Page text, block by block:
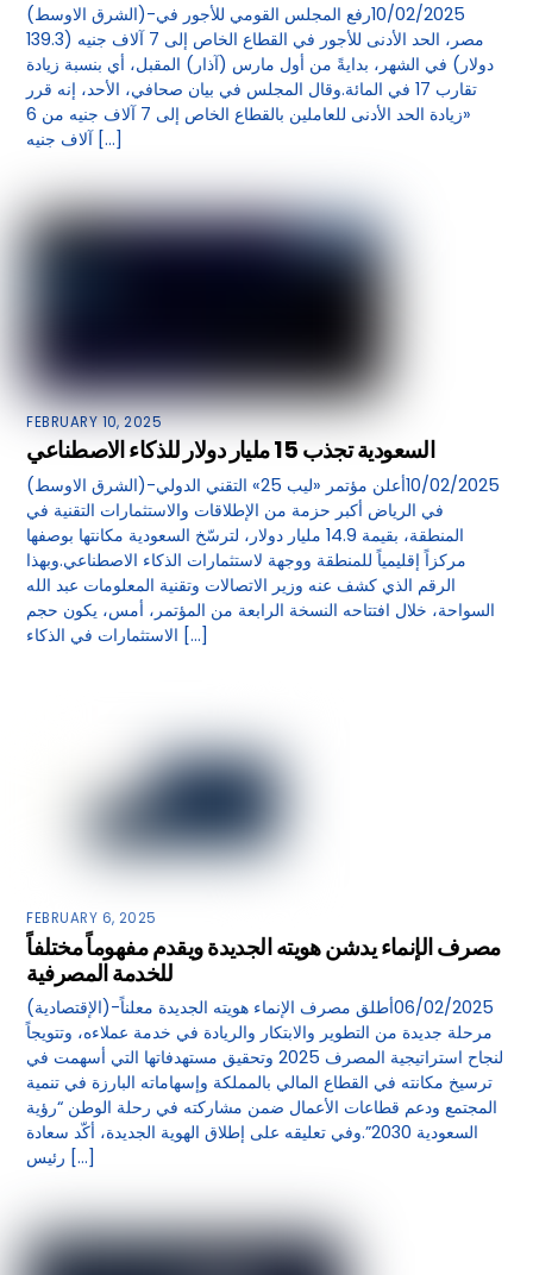
(الشرق الاوسط)-10/02/2025رفع المجلس القومي للأجور في
مصر، الحد الأدنى للأجور في القطاع الخاص إلى 7 آلاف جنيه (139.3
دولار) في الشهر، بدايةً من أول مارس (آذار) المقبل، أي بنسبة زيادة
تقارب 17 في المائة.وقال المجلس في بيان صحافي، الأحد، إنه قرر
«زيادة الحد الأدنى للعاملين بالقطاع الخاص إلى 7 آلاف جنيه من 6
آلاف جنيه […]
FEBRUARY 10, 2025
السعودية تجذب 15 مليار دولار للذكاء الاصطناعي
(الشرق الاوسط)-10/02/2025أعلن مؤتمر «ليب 25» التقني الدولي
في الرياض أكبر حزمة من الإطلاقات والاستثمارات التقنية في
المنطقة، بقيمة 14.9 مليار دولار، لترسّخ السعودية مكانتها بوصفها
مركزاً إقليمياً للمنطقة ووجهة لاستثمارات الذكاء الاصطناعي.وبهذا
الرقم الذي كشف عنه وزير الاتصالات وتقنية المعلومات عبد الله
السواحة، خلال افتتاحه النسخة الرابعة من المؤتمر، أمس، يكون حجم
الاستثمارات في الذكاء […]
FEBRUARY 6, 2025
مصرف الإنماء يدشن هويته الجديدة ويقدم مفهوماً مختلفاً
للخدمة المصرفية
(الإقتصادية)-06/02/2025أطلق مصرف الإنماء هويته الجديدة معلناً
مرحلة جديدة من التطوير والابتكار والريادة في خدمة عملاءه، وتتويجاً
لنجاح استراتيجية المصرف 2025 وتحقيق مستهدفاتها التي أسهمت في
ترسيخ مكانته في القطاع المالي بالمملكة وإسهاماته البارزة في تنمية
المجتمع ودعم قطاعات الأعمال ضمن مشاركته في رحلة الوطن “رؤية
السعودية 2030”.وفي تعليقه على إطلاق الهوية الجديدة، أكّد سعادة
رئيس […]